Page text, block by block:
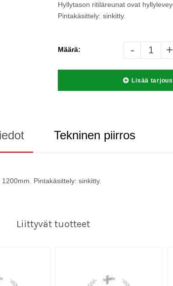
Hyllytason ritiläreunat ovat
Pintakäsittely: sinkitty.
Määrä: - +
Lisää
Tekninen piirros
Pintakäsittely: sinkitty.
Liittyvät tuotteet